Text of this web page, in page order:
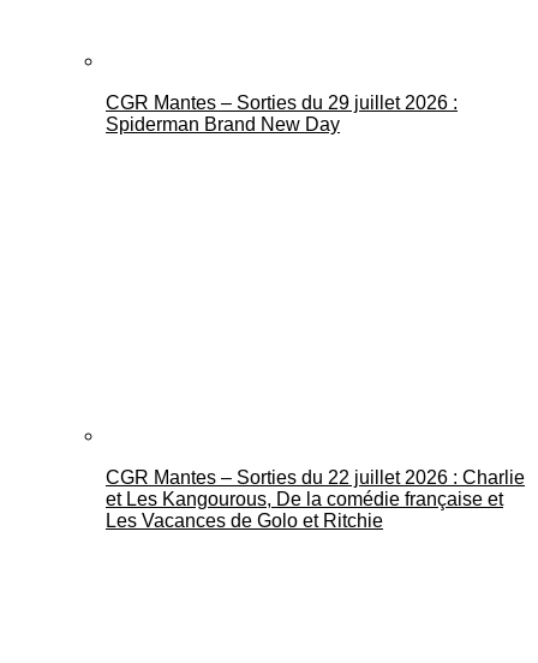
CGR Mantes – Sorties du 29 juillet 2026 :
Spiderman Brand New Day
CGR Mantes – Sorties du 22 juillet 2026 : Charlie
et Les Kangourous, De la comédie française et
Les Vacances de Golo et Ritchie